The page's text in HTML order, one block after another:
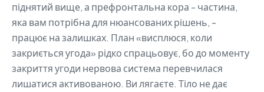
піднятий вище, а префронтальна кора - частина,
яка вам потрібна для нюансованих рішень, -
працює на залишках. План «висплюся, коли
закриється угода» рідко спрацьовує, бо до моменту
закриття угоди нервова система перевчилася
лишатися активованою. Ви лягаєте. Тіло не дає